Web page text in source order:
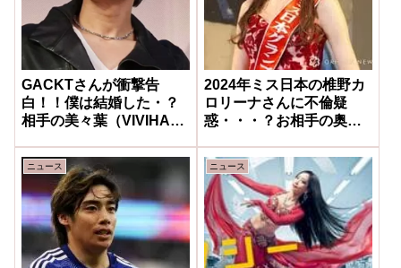
GACKTさんが衝撃告
白！！僕は結婚した・？
相手の美々葉（VIVIHA）
2024年ミス日本の椎野カ
ロリーナさんに不倫疑
惑・・・？お相手の奥様
ニュース ニュース